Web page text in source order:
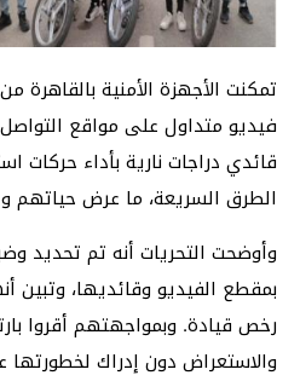
تمكنت الأجهزة الأمنية
فيديو متداول على مواقع
قائدي دراجات نارية بأداء حركات
الطرق السريعة، ما عرض حياتهم
وأوضحت التحريات أنه تم تحديد
رخص قيادة. وبمواجهتهم أقروا
والاستعراض دون إدراك لخطورتها